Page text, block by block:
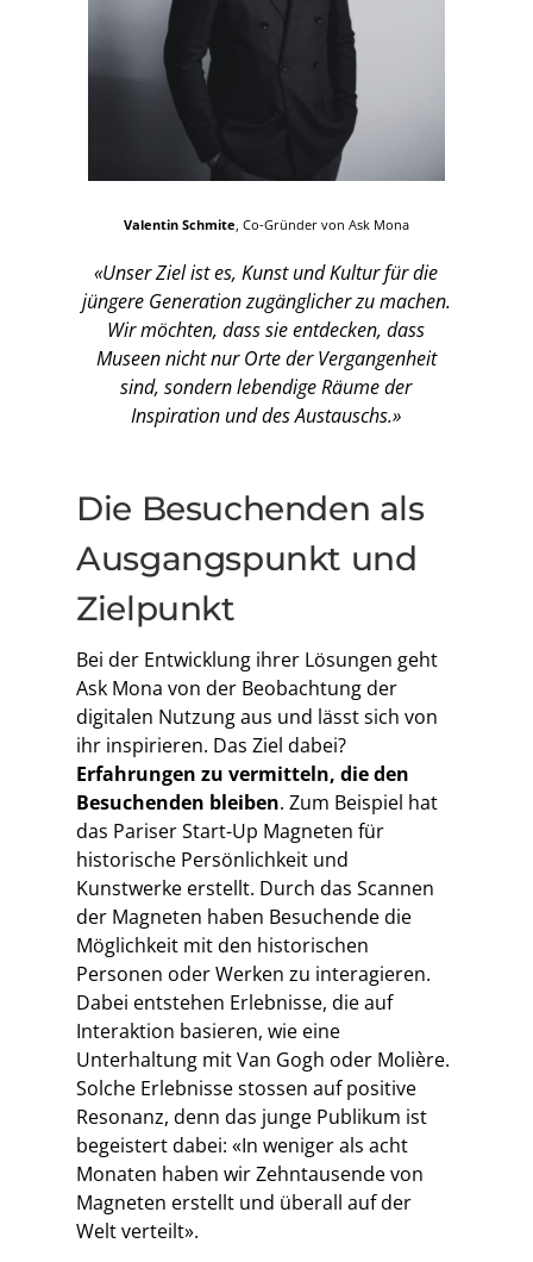
Valentin Schmite , Co-Gründer von Ask Mona
«Unser Ziel ist es, Kunst und Kultur für die
jüngere Generation zugänglicher zu machen.
Wir möchten, dass sie entdecken, dass
Museen nicht nur Orte der Vergangenheit
sind, sondern lebendige Räume der
Inspiration und des Austauschs.»
Die Besuchenden als
Ausgangspunkt und
Zielpunkt
Bei der Entwicklung ihrer Lösungen geht
Ask Mona von der Beobachtung der
digitalen Nutzung aus und lässt sich von
ihr inspirieren. Das Ziel dabei?
Erfahrungen zu vermitteln, die den
Besuchenden bleiben. Zum Beispiel hat
das Pariser Start-Up Magneten für
historische Persönlichkeit und
Kunstwerke erstellt. Durch das Scannen
der Magneten haben Besuchende die
Möglichkeit mit den historischen
Personen oder Werken zu interagieren.
Dabei entstehen Erlebnisse, die auf
Interaktion basieren, wie eine
Unterhaltung mit Van Gogh oder Molière.
Solche Erlebnisse stossen auf positive
Resonanz, denn das junge Publikum ist
begeistert dabei: «In weniger als acht
Monaten haben wir Zehntausende von
Magneten erstellt und überall auf der
Welt verteilt».